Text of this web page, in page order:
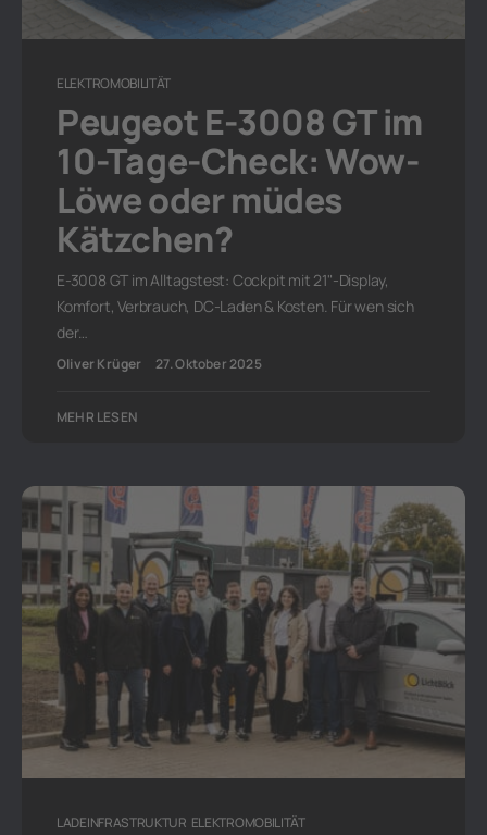
ELEKTROMOBILITÄT
Peugeot E-3008 GT im
10-Tage-Check: Wow-
Löwe oder müdes
Kätzchen?
E-3008 GT im Alltagstest: Cockpit mit 21"-Display,
Komfort, Verbrauch, DC-Laden & Kosten. Für wen sich
der…
Oliver Krüger 27. Oktober 2025
MEHR LESEN
LADEINFRASTRUKTUR ELEKTROMOBILITÄT